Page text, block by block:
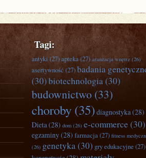
Tagi:
antyki(27)apteka(27) aranżacja wnętrz (26)
asertywność (27)badania
(30)biotechnologia(30)
budownictwo (33)
choroby (35) diagnostyka(28)
Dieta(28) dom (26) e-commerce (30)
egzaminy(28) farmacja(27) fitness
(26) genetyka(30) gry edukacyjne (27)